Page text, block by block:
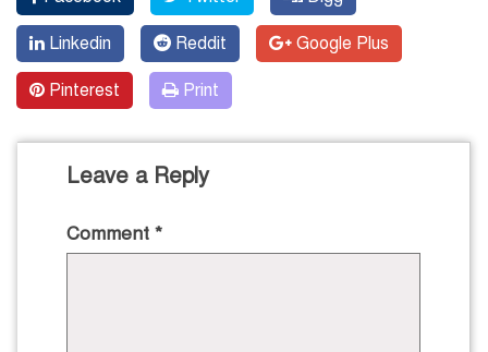
Linkedin Reddit Google Plus
Pinterest Print
Leave a Reply
Comment *